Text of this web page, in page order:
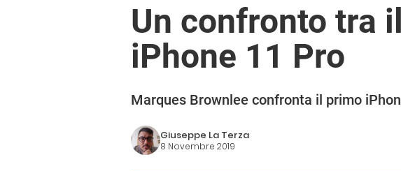
Un confronto tra
iPhone 11 Pro
Marques Brownlee confronta il primo
Giuseppe La Terza
8 Novembre 2019